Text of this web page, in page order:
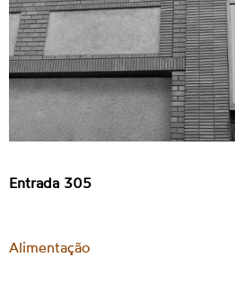
Entrada 305
Alimentação